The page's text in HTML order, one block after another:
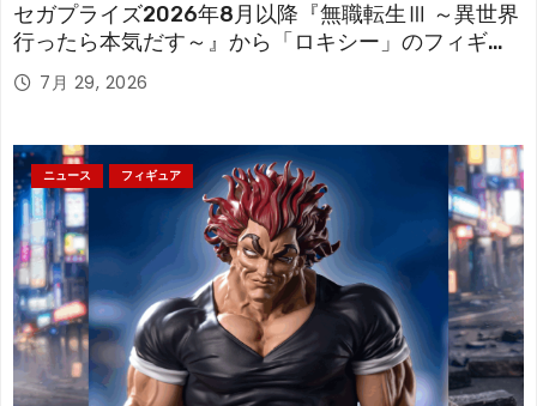
セガプライズ2026年8月以降『無職転生Ⅲ ～異世界
行ったら本気だす～』から「ロキシー」のフィギュ
アが登場！
7月 29, 2026
ニュース フィギュア